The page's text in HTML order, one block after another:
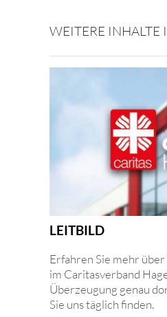
WEITERE INHALTE
LEITBILD
Erfahren Sie mehr
im Caritasverband
Überzeugung genau
Sie uns täglich finden.